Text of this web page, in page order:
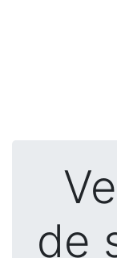
de